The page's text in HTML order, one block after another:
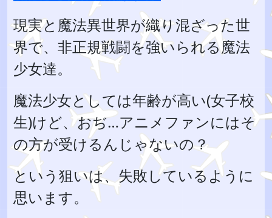
現実と魔法異世界が織り混ざった世
界で、非正規戦闘を強いられる魔法
少女達。
魔法少女としては年齢が高い(女子校
生)けど、おぢ…アニメファンにはそ
の方が受けるんじゃないの？
という狙いは、失敗しているように
思います。